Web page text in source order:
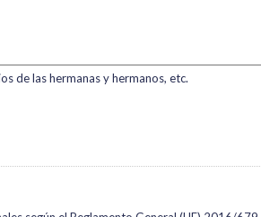
de las hermanas y hermanos, etc.